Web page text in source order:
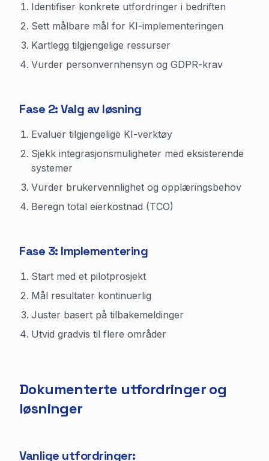
Identifiser konkrete utfordringer i bedriften
Sett målbare mål for KI-implementeringen
Kartlegg tilgjengelige ressurser
Vurder personvernhensyn og GDPR-krav
Fase 2: Valg av løsning
Evaluer tilgjengelige KI-verktøy
Sjekk integrasjonsmuligheter med eksisterende
systemer
Vurder brukervennlighet og opplæringsbehov
Beregn total eierkostnad (TCO)
Fase 3: Implementering
Start med et pilotprosjekt
Mål resultater kontinuerlig
Juster basert på tilbakemeldinger
Utvid gradvis til flere områder
Dokumenterte utfordringer og
løsninger
Vanlige utfordringer: